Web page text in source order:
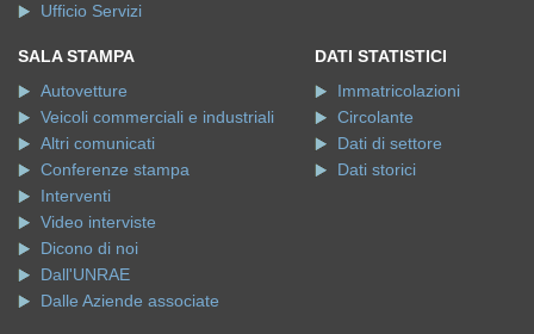
Ufficio Servizi
SALA STAMPA
Autovetture
Veicoli commerciali e industriali
Altri comunicati
Conferenze stampa
Interventi
Video interviste
Dicono di noi
Dall'UNRAE
Dalle Aziende associate
DATI STATISTICI
Immatricolazioni
Circolante
Dati di settore
Dati storici